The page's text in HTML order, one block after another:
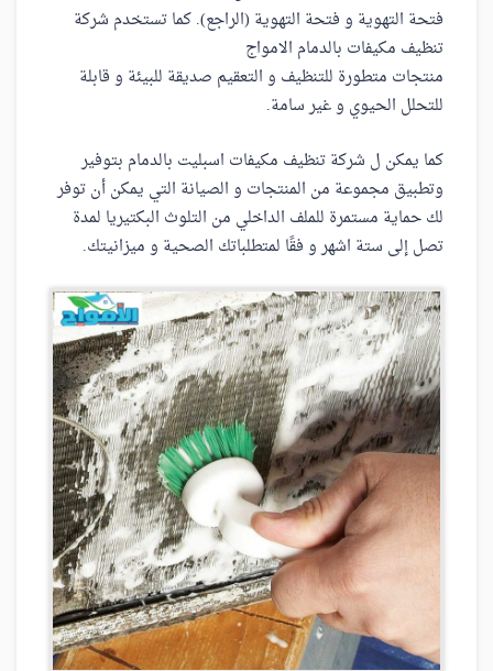
فتحة التهوية و فتحة التهوية (الراجع). كما تستخدم شركة
تنظيف مكيفات بالدمام الامواج
منتجات متطورة للتنظيف و التعقيم صديقة للبيئة و قابلة
للتحلل الحيوي و غير سامة.
كما يمكن ل شركة تنظيف مكيفات اسبليت بالدمام بتوفير
وتطبيق مجموعة من المنتجات و الصيانة التي يمكن أن توفر
لك حماية مستمرة للملف الداخلي من التلوث البكتيريا لمدة
تصل إلى ستة اشهر و فقًا لمتطلباتك الصحية و ميزانيتك.